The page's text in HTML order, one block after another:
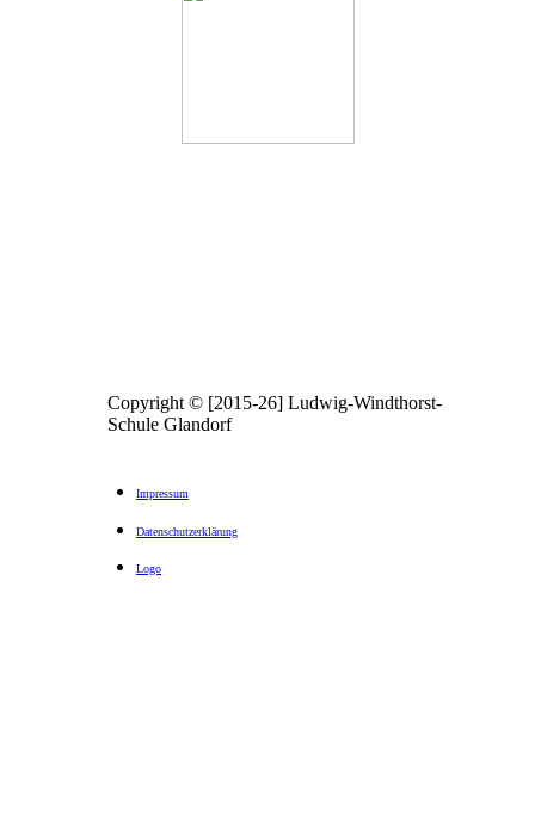
Copyright © [2015-26] Ludwig-Windthorst-
Schule Glandorf
Impressum
Datenschutzerklärung
Logo